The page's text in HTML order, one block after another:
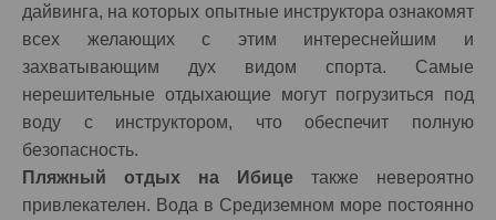
дайвинга, на которых опытные инструктора ознакомят
всех желающих с этим интереснейшим и
захватывающим дух видом спорта. Самые
нерешительные отдыхающие могут погрузиться под
воду с инструктором, что обеспечит полную
безопасность.
Пляжный отдых на Ибице также невероятно
привлекателен. Вода в Средиземном море постоянно